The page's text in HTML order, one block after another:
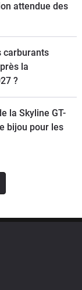
attendue des
carburants
la
?
la Skyline GT-
bijou pour les